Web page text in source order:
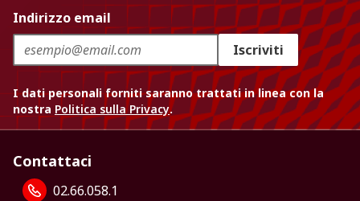
Indirizzo email
Iscriviti
I dati personali forniti saranno trattati in linea con la
nostra Politica sulla Privacy.
Contattaci
02.66.058.1